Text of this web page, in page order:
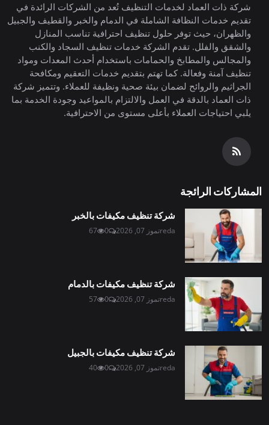
شركة ذات العماد لخدمات التنظيف تُعد من الشركات الرائدة في
تقديم خدمات النظافة الشاملة في الدمام والخبر والقطيف والجبيل
والظهران، حيث توفر حلول تنظيف احترافية تناسب المنازل
والشقق والفلل. تقدم الشركة خدمات تنظيف السجاد والكنب
والمجالس والمطابخ والحمامات باستخدام أحدث المعدات ومواد
تنظيف آمنة وفعالة. كما تهتم بتقديم خدمات التعقيم ومكافحة
الجراثيم والروائح لضمان بيئة صحية ونظيفة للعملاء. وتتميز شركة
ذات العماد بالدقة في العمل والالتزام بالمواعيد وجودة الخدمة بما
يلبي احتياجات العملاء بأعلى مستوى من الاحترافية.
المشاركات الرائجة
شركة تنظيف مكيفات بالخبر
redaتموز 07, 2026 0
67
شركة تنظيف مكيفات بالدمام
redaتموز 07, 2026 0
57
شركة تنظيف مكيفات بالجبيل
redaتموز 07, 2026 0
40